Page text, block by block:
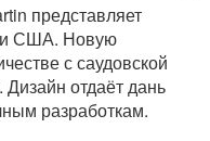
представляет
США. Новую
с саудовской
отдаёт дань
разработкам.